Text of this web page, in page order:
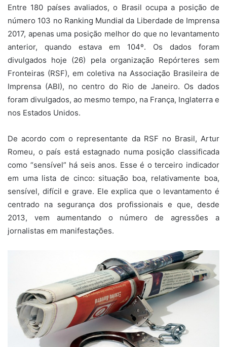
Entre 180 países avaliados, o Brasil ocupa a posição de
número 103 no Ranking Mundial da Liberdade de Imprensa
2017, apenas uma posição melhor do que no levantamento
anterior, quando estava em 104º. Os dados foram
divulgados hoje (26) pela organização Repórteres sem
Fronteiras (RSF), em coletiva na Associação Brasileira de
Imprensa (ABI), no centro do Rio de Janeiro. Os dados
foram divulgados, ao mesmo tempo, na França, Inglaterra e
nos Estados Unidos.
De acordo com o representante da RSF no Brasil, Artur
Romeu, o país está estagnado numa posição classificada
como “sensível” há seis anos. Esse é o terceiro indicador
em uma lista de cinco: situação boa, relativamente boa,
sensível, difícil e grave. Ele explica que o levantamento é
centrado na segurança dos profissionais e que, desde
2013, vem aumentando o número de agressões a
jornalistas em manifestações.